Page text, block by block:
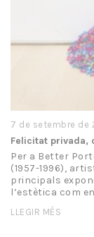
7 de setembre de
Felicitat privada,
Per a Better
(1957-1996),
principals
l’estètica com
LLEGIR MÉS